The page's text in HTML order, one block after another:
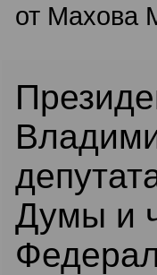
от Махова
Думы и